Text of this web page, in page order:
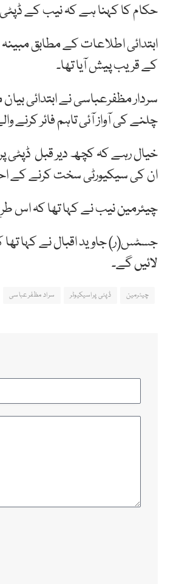
حکام کا کہنا ہے کہ نیب کے ڈپٹی
ابتدائی اطلاعات کے مطابق
کے قریب پیش آیا تھا۔
سردار مظفرعباسی نے ابتدائی
چلنے کی آواز آئی تاہم فائر
خیال رہے کہ کچھ دیر قبل ڈپٹی
ان کی سیکیورٹی سخت کرنے کے
چیئرمین نیب نے کہا تھا کہ اس
جسٹس(ر) جاوید اقبال نے کہا
لائیں گے۔
چیئرمین ڈپٹی پراسیکیوٹر سراد مظفرعباسی